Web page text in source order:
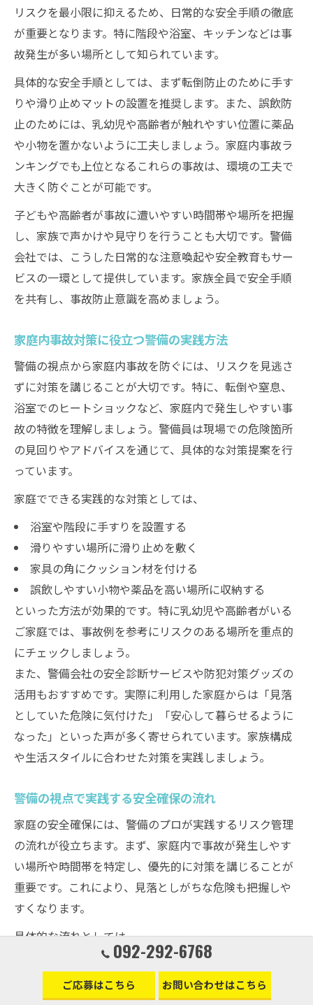
リスクを最小限に抑えるため、日常的な安全手順の徹底
が重要となります。特に階段や浴室、キッチンなどは事
故発生が多い場所として知られています。
具体的な安全手順としては、まず転倒防止のために手す
りや滑り止めマットの設置を推奨します。また、誤飲防
止のためには、乳幼児や高齢者が触れやすい位置に薬品
や小物を置かないように工夫しましょう。家庭内事故ラ
ンキングでも上位となるこれらの事故は、環境の工夫で
大きく防ぐことが可能です。
子どもや高齢者が事故に遭いやすい時間帯や場所を把握
し、家族で声かけや見守りを行うことも大切です。警備
会社では、こうした日常的な注意喚起や安全教育もサー
ビスの一環として提供しています。家族全員で安全手順
を共有し、事故防止意識を高めましょう。
家庭内事故対策に役立つ警備の実践方法
警備の視点から家庭内事故を防ぐには、リスクを見逃さ
ずに対策を講じることが大切です。特に、転倒や窒息、
浴室でのヒートショックなど、家庭内で発生しやすい事
故の特徴を理解しましょう。警備員は現場での危険箇所
の見回りやアドバイスを通じて、具体的な対策提案を行
っています。
家庭でできる実践的な対策としては、
浴室や階段に手すりを設置する
滑りやすい場所に滑り止めを敷く
家具の角にクッション材を付ける
誤飲しやすい小物や薬品を高い場所に収納する
といった方法が効果的です。特に乳幼児や高齢者がいる
ご家庭では、事故例を参考にリスクのある場所を重点的
にチェックしましょう。
また、警備会社の安全診断サービスや防犯対策グッズの
活用もおすすめです。実際に利用した家庭からは「見落
としていた危険に気付けた」「安心して暮らせるように
なった」といった声が多く寄せられています。家族構成
や生活スタイルに合わせた対策を実践しましょう。
警備の視点で実践する安全確保の流れ
家庭の安全確保には、警備のプロが実践するリスク管理
の流れが役立ちます。まず、家庭内で事故が発生しやす
い場所や時間帯を特定し、優先的に対策を講じることが
重要です。これにより、見落としがちな危険も把握しや
すくなります。
具体的な流れとしては、
家庭内の危険箇所をチェックリストで確認
リスクに応じた対策（手すり設置・滑り止め・転落
092-292-6768
ご応募はこちら お問い合わせはこちら